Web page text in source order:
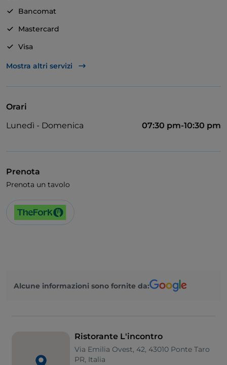
Bancomat
Mastercard
Visa
Accesso disabili
Wi-Fi
Mostra altri servizi
Orari
Lunedì - Domenica
07:30 pm-10:30 pm
Prenota
Prenota un tavolo
Alcune informazioni sono fornite da:
Ristorante L'incontro
Via Emilia Ovest, 42, 43010 Ponte Taro
PR, Italia